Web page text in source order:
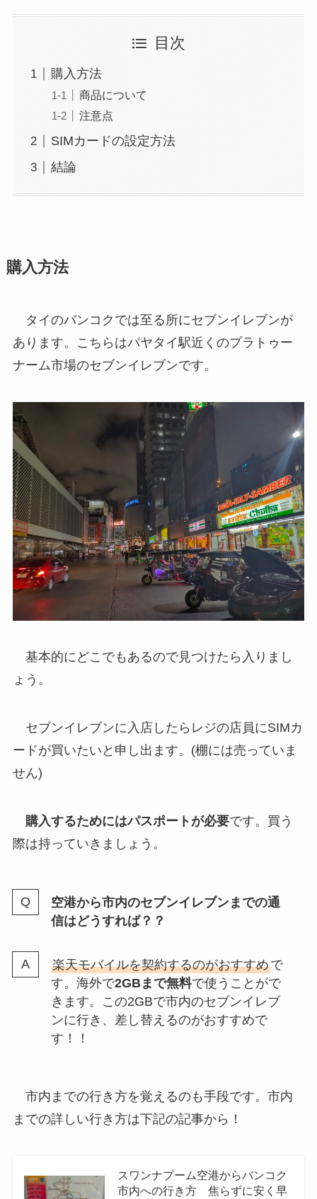
目次
購入方法
商品について
注意点
SIMカードの設定方法
結論
購入方法
タイのバンコクでは至る所にセブンイレブンが
あります。こちらはパヤタイ駅近くのプラトゥー
ナーム市場のセブンイレブンです。
基本的にどこでもあるので見つけたら入りまし
ょう。
セブンイレブンに入店したらレジの店員にSIMカ
ードが買いたいと申し出ます。(棚には売っていま
せん)
購入するためにはパスポートが必要です。買う
際は持っていきましょう。
空港から市内のセブンイレブンまでの通
信はどうすれば？？
楽天モバイルを契約するのがおすすめで
す。海外で2GBまで無料で使うことがで
きます。この2GBで市内のセブンイレブ
ンに行き、差し替えるのがおすすめで
す！！
市内までの行き方を覚えるのも手段です。市内
までの詳しい行き方は下記の記事から！
スワンナプーム空港からバンコク
市内への行き方 焦らずに安く早